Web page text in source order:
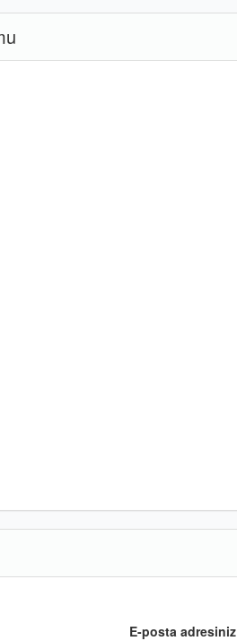
E-posta adresiniz